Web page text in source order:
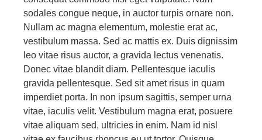
sodales congue neque, in auctor turpis ornare non.
Nullam ac magna elementum, molestie erat ac,
vestibulum massa. Sed ac mattis ex. Duis dignissim
leo vitae risus auctor, a gravida lectus venenatis.
Donec vitae blandit diam. Pellentesque iaculis
gravida pellentesque. Sed sit amet risus in quam
imperdiet porta. In non ipsum sagittis, semper urna
vitae, iaculis velit. Vestibulum magna erat, posuere
vitae aliquam sed, ultricies in enim. Nam id nisl